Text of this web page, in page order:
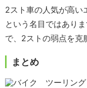
2スト車の人気が高い
という名目ではあり
で、2ストの弱点を克
まとめ